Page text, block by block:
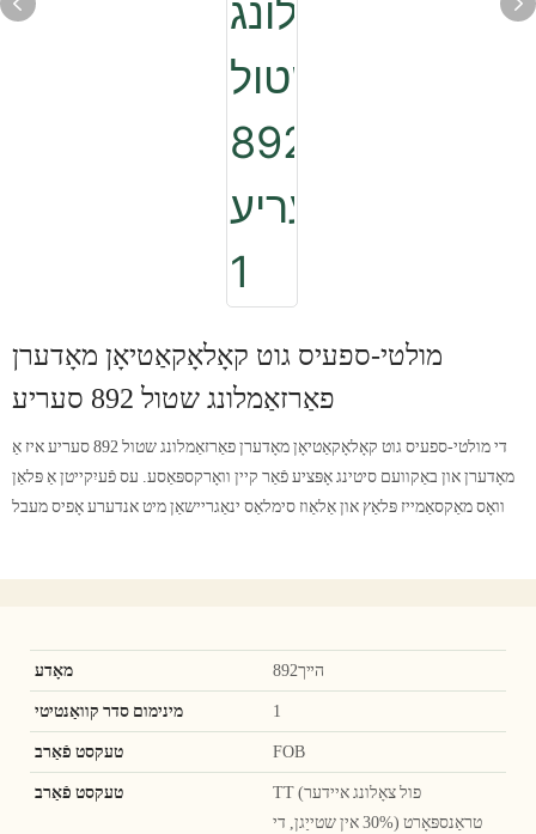
מולטי-ספעיס גוט קאָלאָקאַטיאָן מאָדערן
פאַרזאַמלונג שטול 892 סעריע
די מולטי-ספעיס גוט קאָלאָקאַטיאָן מאָדערן פאַרזאַמלונג שטול 892 סעריע איז אַ
מאָדערן און באַקוועם סיטינג אָפּציע פֿאַר קיין וואָרקספּאַסע. עס פֿעיִקייטן אַ פּלאַן
וואָס מאַקסאַמייז פּלאַץ און אַלאַוז סימלאַס ינאַגריישאַן מיט אנדערע אָפיס מעבל
הײך892
1
FOB
TT (פול צאָלונג איידער
טראַנספּאָרט (30% אין שטייַגן, די